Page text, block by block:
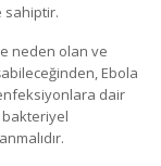
sahiptir.
neden olan ve
Ebola
dair
bakteriyel